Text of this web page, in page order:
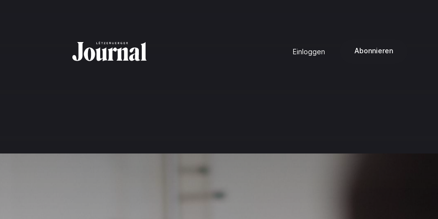
Einloggen Abonnieren